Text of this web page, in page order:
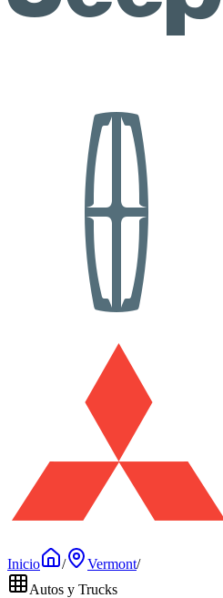
Inicio
/ Vermont/
Autos y Trucks